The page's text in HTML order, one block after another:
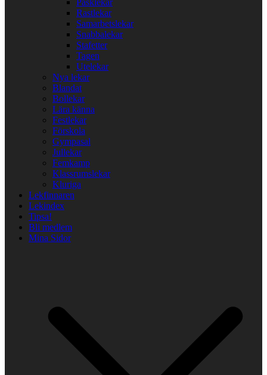
Påsklekar
Rastlekar
Samarbetslekar
Snabbalekar
Stafetter
Tagen
Utelekar
Nya lekar
Blandat
Bollekar
Lära känna
Festlekar
Förskola
Gympasal
Jullekar
Femkamp
Klassrumslekar
Kluriga
Lekfinnaren
Lekindex
Tipsa!
Bli medlem
Mina Sidor